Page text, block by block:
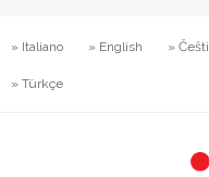
» Italiano » English »
» Türkçe